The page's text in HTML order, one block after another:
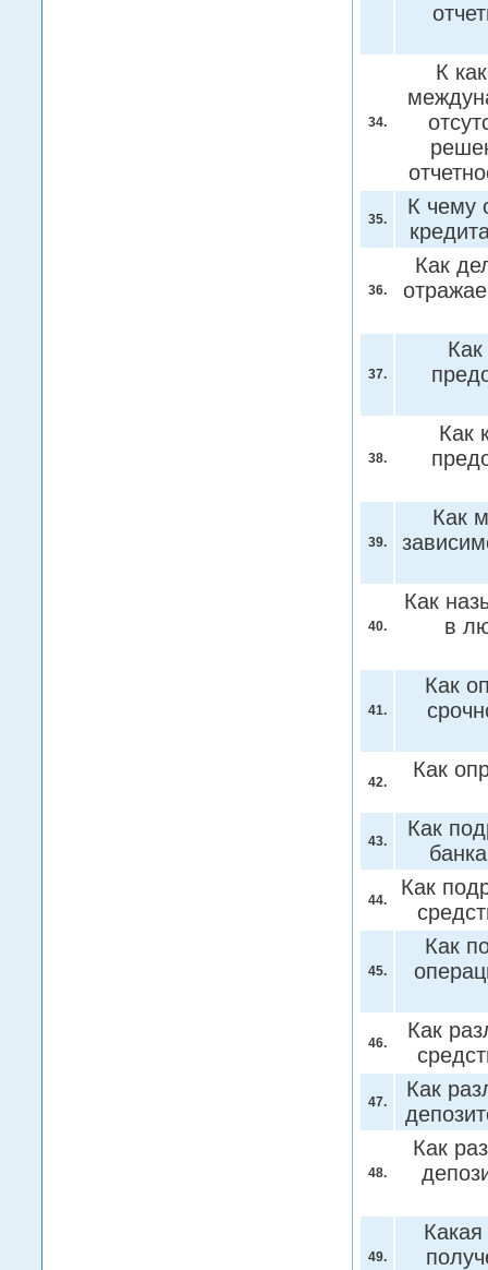
34.
К
35.
К чему
36.
Как
37.
38.
Как
39.
Как
40.
Как
в
41.
Как
42.
Как
43.
Как
44.
Как
45.
Как
46.
Как
47.
Как
48.
Как
49.